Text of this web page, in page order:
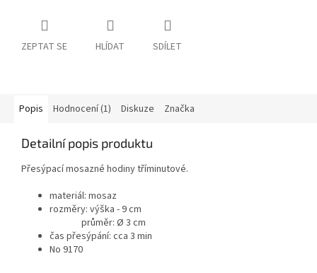
ZEPTAT SE HLÍDAT SDÍLET
Popis Hodnocení (1) Diskuze Značka
Detailní popis produktu
Přesýpací mosazné hodiny tříminutové.
materiál: mosaz
rozměry: výška - 9 cm
průměr: Ø 3 cm
čas přesýpání: cca 3 min
No 9170